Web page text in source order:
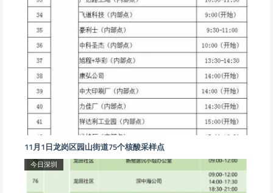
11月1日龙岗区园山街道75个核酸采样点
今日深圳